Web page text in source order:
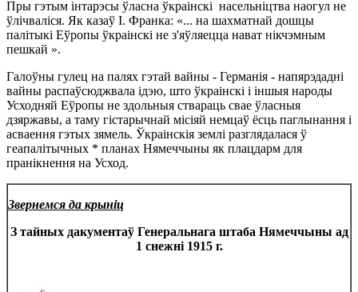
Пры гэтым інтарэсы ўласна ўкраінскі насельніцтва наогул не
ўлічваліся. Як казаў І. Франка: «... на шахматнай дошцы
палітыкі Еўропы ўкраінскі не з'яўляецца нават нікчэмным
пешкай ».
Галоўны гулец на палях гэтай вайны - Германія - напярэдадні
вайны распаўсюджвала ідэю, што ўкраінскі і іншыя народы
Усходняй Еўропы не здольныя ствараць свае ўласныя
дзяржавы, а таму гістарычнай місіяй немцаў ёсць паглынання і
асваення гэтых зямель. Ўкраінскія землі разглядалася ў
геапалітычных * планах Нямеччыны як плацдарм для
пранікнення на Усход.
Звернемся да крыніц
З тайных дакументаў Генеральнага штаба Нямеччыны ад
1 снежні 1915 г.